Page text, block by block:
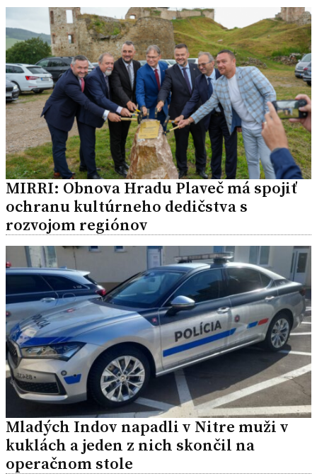
MIRRI: Obnova Hradu Plaveč má spojiť
ochranu kultúrneho dedičstva s
rozvojom regiónov
Mladých Indov napadli v Nitre muži v
kuklách a jeden z nich skončil na
operačnom stole